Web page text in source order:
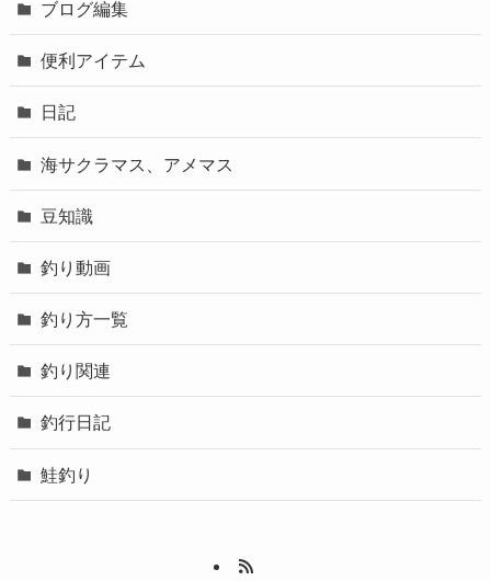
ブログ編集
便利アイテム
日記
海サクラマス、アメマス
豆知識
釣り動画
釣り方一覧
釣り関連
釣行日記
鮭釣り